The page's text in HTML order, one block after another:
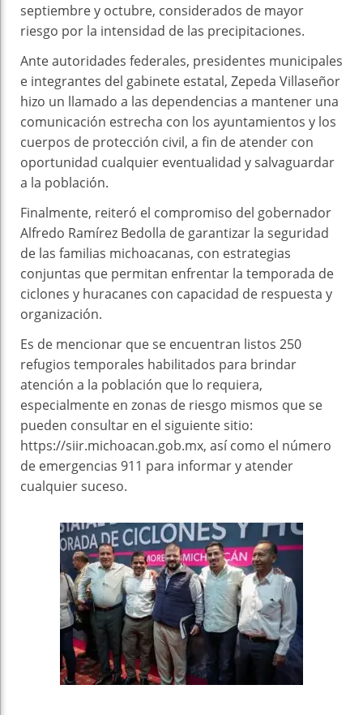
septiembre y octubre, considerados de mayor
riesgo por la intensidad de las precipitaciones.
Ante autoridades federales, presidentes municipales
e integrantes del gabinete estatal, Zepeda Villaseñor
hizo un llamado a las dependencias a mantener una
comunicación estrecha con los ayuntamientos y los
cuerpos de protección civil, a fin de atender con
oportunidad cualquier eventualidad y salvaguardar
a la población.
Finalmente, reiteró el compromiso del gobernador
Alfredo Ramírez Bedolla de garantizar la seguridad
de las familias michoacanas, con estrategias
conjuntas que permitan enfrentar la temporada de
ciclones y huracanes con capacidad de respuesta y
organización.
Es de mencionar que se encuentran listos 250
refugios temporales habilitados para brindar
atención a la población que lo requiera,
especialmente en zonas de riesgo mismos que se
pueden consultar en el siguiente sitio:
https://siir.michoacan.gob.mx, así como el número
de emergencias 911 para informar y atender
cualquier suceso.